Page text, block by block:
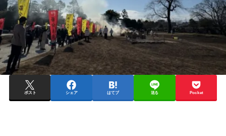
ポスト シェア はてブ 送る Pocket